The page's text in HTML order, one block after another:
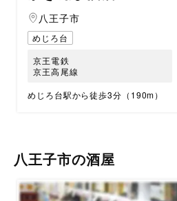
八王子市
めじろ台
京王電鉄
京王高尾線
めじろ台駅から徒歩3分（190m）
八王子市の酒屋